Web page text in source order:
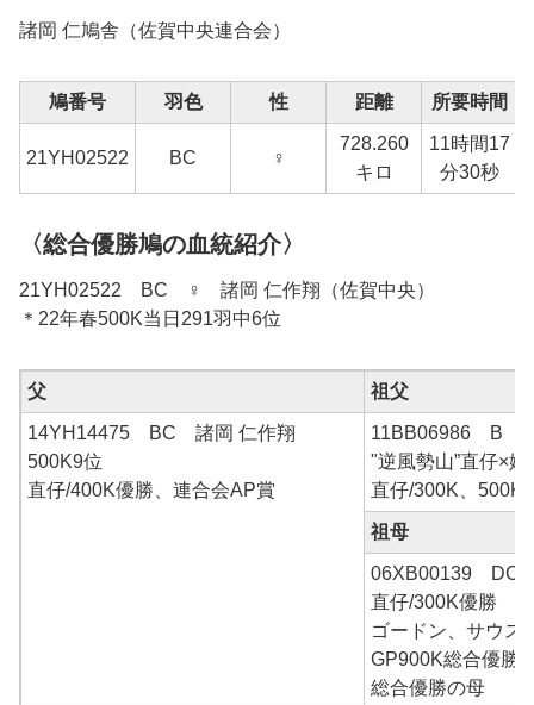
諸岡 仁鳩舎（佐賀中央連合会）
鳩番号 羽色 性 距離 所要時間
21YH02522 BC ♀
728.260
キロ
11時間17
分30秒
〈総合優勝鳩の血統紹介〉
21YH02522 BC ♀ 諸岡 仁作翔（佐賀中央）
＊22年春500K当日291羽中6位
父 祖父
14YH14475 BC 諸岡 仁作翔
500K9位
直仔/400K優勝、連合会AP賞
11BB06986 B
"逆風勢山”直仔×妹
直仔/300K、500K
祖母
06XB00139 DC
直仔/300K優勝
ゴードン、サウス
GP900K総合優勝
総合優勝の母